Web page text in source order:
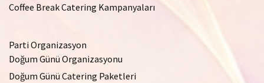
Coffee Break Catering Kampanyaları
Parti Organizasyon
Doğum Günü Organizasyonu
Doğum Günü Catering Paketleri